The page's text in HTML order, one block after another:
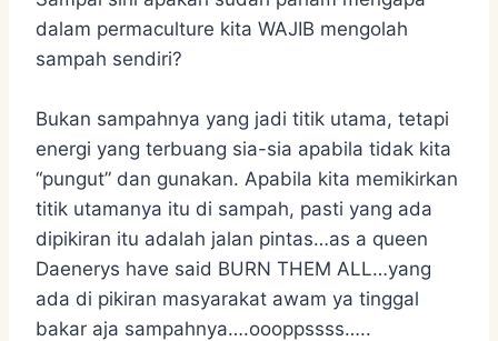
dalam permaculture kita WAJIB mengolah
sampah sendiri?
Bukan sampahnya yang jadi titik utama, tetapi
energi yang terbuang sia-sia apabila tidak kita
“pungut” dan gunakan. Apabila kita memikirkan
titik utamanya itu di sampah, pasti yang ada
dipikiran itu adalah jalan pintas…as a queen
Daenerys have said BURN THEM ALL…yang
ada di pikiran masyarakat awam ya tinggal
bakar aja sampahnya….oooppssss…..